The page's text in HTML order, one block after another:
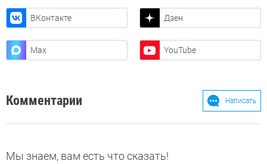
ВКонтакте Дзен
Max YouTube
Комментарии Написать
Мы знаем, вам есть что сказать!